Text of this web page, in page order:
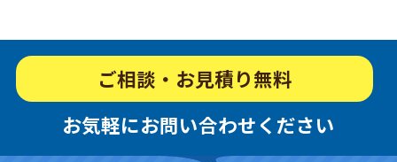
ご相談・お見積り無料
お気軽にお問い合わせください